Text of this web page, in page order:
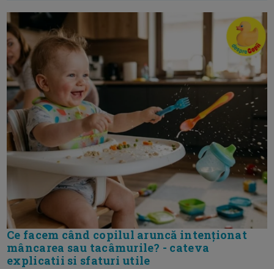
Ce facem când copilul aruncă intenționat
mâncarea sau tacâmurile? - cateva
explicatii si sfaturi utile